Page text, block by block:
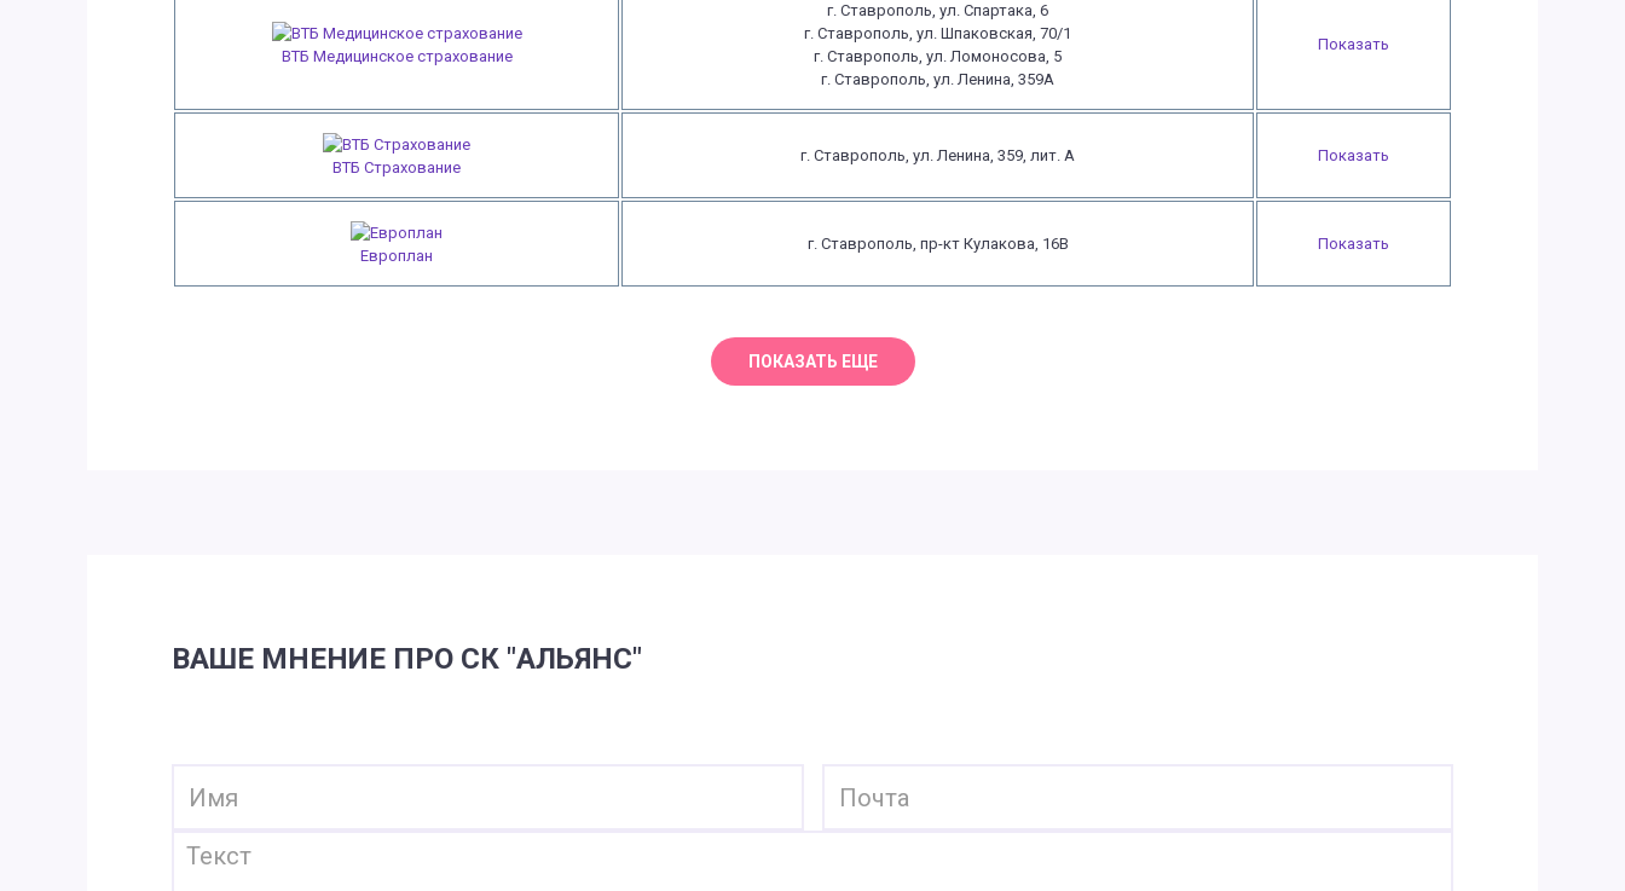
ВТБ Медицинское страхование
г. Ставрополь, ул. Спартака, 6
г. Ставрополь, ул. Шпаковская, 70/1
г. Ставрополь, ул. Ломоносова, 5
г. Ставрополь, ул. Ленина, 359А
Показать
ВТБ Страхование
г. Ставрополь, ул. Ленина, 359, лит. А Показать
Европлан
г. Ставрополь, пр-кт Кулакова, 16В Показать
ВАШЕ МНЕНИЕ ПРО СК "АЛЬЯНС"